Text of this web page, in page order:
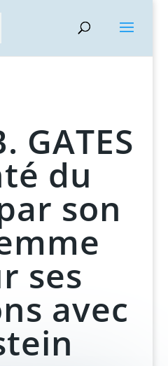
GATES
du
son
ses
avec